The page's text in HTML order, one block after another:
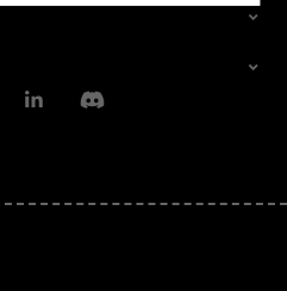
LinkedinDiscord